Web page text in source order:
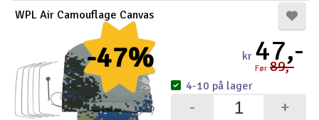
-47%
WPL Air Camouflage Canvas
kr 47,-
Før 89,-
+
-
4-10 på lager